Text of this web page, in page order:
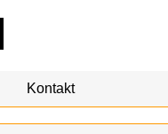
Kontakt